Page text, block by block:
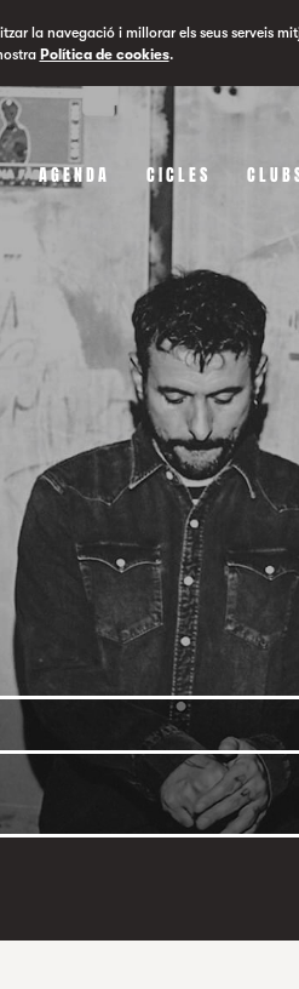
la navegació i millorar els seus serveis
Política de cookies.
AGENDA CICLES